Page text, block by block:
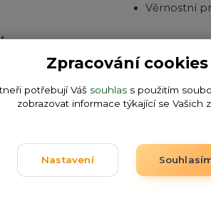
Věrnostní
Zpracování cookies
potřebují Váš souhlas s použitím
zobrazovat informace týkající se Vašich
Nastavení